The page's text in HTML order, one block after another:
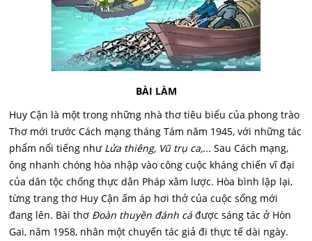
BÀI LÀM
Huy Cận là một trong những nhà thơ tiêu biểu của phong trào
Thơ mới trước Cách mạng tháng Tám năm 1945, với những tác
phẩm nổi tiếng như Lửa thiêng, Vũ trụ ca,... Sau Cách mạng,
ông nhanh chóng hòa nhập vào công cuộc kháng chiến vĩ đại
của dân tộc chống thực dân Pháp xâm lược. Hòa bình lập lại,
từng trang thơ Huy Cận ấm áp hơi thở của cuộc sống mới
đang lên. Bài thơ Đoàn thuyền đánh cáđược sáng tác ở Hòn
Gai, năm 1958, nhân một chuyến tác giả đi thực tế dài ngày.